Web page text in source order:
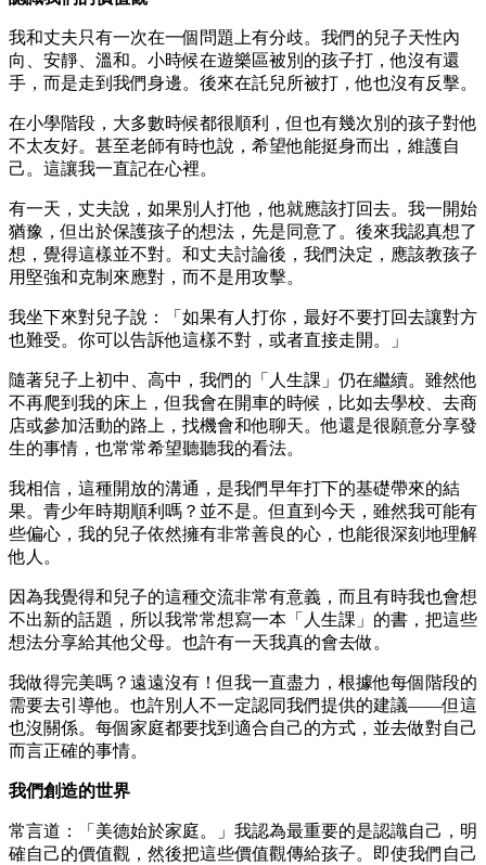
我和丈夫只有一次在一個問題上有分歧。我們的兒子天性內
向、安靜、溫和。小時候在遊樂區被別的孩子打，他沒有還
手，而是走到我們身邊。後來在託兒所被打，他也沒有反擊。
在小學階段，大多數時候都很順利，但也有幾次別的孩子對他
不太友好。甚至老師有時也說，希望他能挺身而出，維護自
己。這讓我一直記在心裡。
有一天，丈夫說，如果別人打他，他就應該打回去。我一開始
猶豫，但出於保護孩子的想法，先是同意了。後來我認真想了
想，覺得這樣並不對。和丈夫討論後，我們決定，應該教孩子
用堅強和克制來應對，而不是用攻擊。
我坐下來對兒子說：「如果有人打你，最好不要打回去讓對方
也難受。你可以告訴他這樣不對，或者直接走開。」
隨著兒子上初中、高中，我們的「人生課」仍在繼續。雖然他
不再爬到我的床上，但我會在開車的時候，比如去學校、去商
店或參加活動的路上，找機會和他聊天。他還是很願意分享發
生的事情，也常常希望聽聽我的看法。
我相信，這種開放的溝通，是我們早年打下的基礎帶來的結
果。青少年時期順利嗎？並不是。但直到今天，雖然我可能有
些偏心，我的兒子依然擁有非常善良的心，也能很深刻地理解
他人。
因為我覺得和兒子的這種交流非常有意義，而且有時我也會想
不出新的話題，所以我常常想寫一本「人生課」的書，把這些
想法分享給其他父母。也許有一天我真的會去做。
我做得完美嗎？遠遠沒有！但我一直盡力，根據他每個階段的
需要去引導他。也許別人不一定認同我們提供的建議——但這
也沒關係。每個家庭都要找到適合自己的方式，並去做對自己
而言正確的事情。
我們創造的世界
常言道：「美德始於家庭。」我認為最重要的是認識自己，明
確自己的價值觀，然後把這些價值觀傳給孩子。即使我們自己